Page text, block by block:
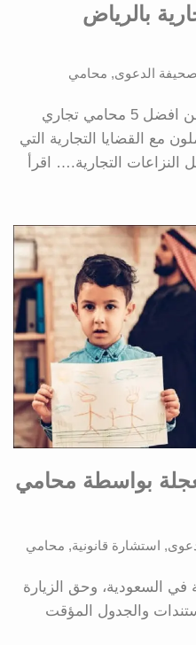
بالرياض
صحيفة الدعوى, محامي
محامي قضايا تجارية بالرياض من افضل 5 محامي تجاري
مع القضايا التجارية التي
النزاعات التجارية.…
اقرأ
بواسطة محامي
, استشارة قانونية, محامي
السعودية، وحق الزيارة
والجدول المؤقت